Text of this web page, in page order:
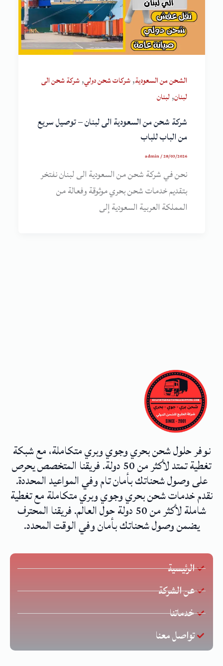
الشحن من السعودية,شركات شحن دولي,شركة شحن الى
لبنان,لبنان
شركة شحن من السعودية الى لبنان – توصيل سريع
من الباب للباب
admin/28/03/2026
نحن في شركة شحن من السعودية الى لبنان نفتخر
بتقديم خدمات شحن بحري موثوقة وفعالة من
المملكة العربية السعودية إلى
نوفر حلول شحن بحري وجوي وبري متكاملة، مع شبكة
تغطية تمتد لأكثر من 50 دولة. فريقنا المتخصص يحرص
على وصول شحناتك بأمان تام وفي المواعيد المحددة.
نقدم خدمات شحن بحري وجوي وبري متكاملة مع تغطية
شاملة لأكثر من 50 دولة حول العالم. فريقنا المحترف
يضمن وصول شحناتك بأمان وفي الوقت المحدد.
الرئيسية
عن الشركة
خدماتنا
تواصل معنا